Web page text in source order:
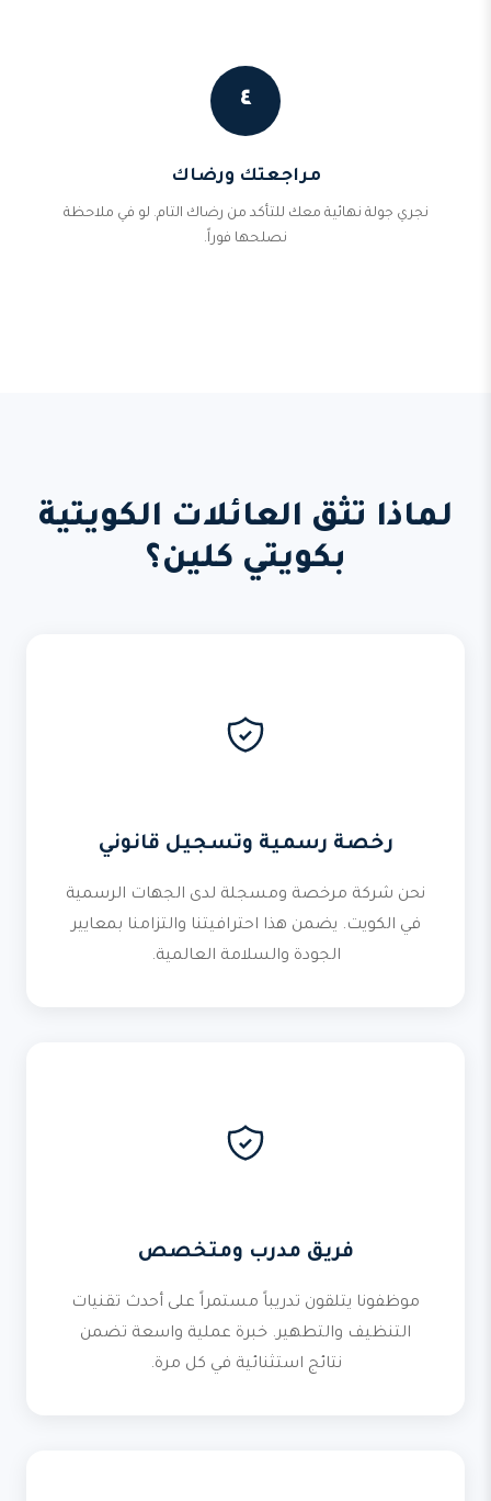
٤
مراجعتك ورضاك
نجري جولة نهائية معك للتأكد من رضاك التام. لو في ملاحظة
نصلحها فوراً.
لماذا تثق العائلات الكويتية
بكويتي كلين؟
رخصة رسمية وتسجيل قانوني
نحن شركة مرخصة ومسجلة لدى الجهات الرسمية
في الكويت. يضمن هذا احترافيتنا والتزامنا بمعايير
الجودة والسلامة العالمية.
فريق مدرب ومتخصص
موظفونا يتلقون تدريباً مستمراً على أحدث تقنيات
التنظيف والتطهير. خبرة عملية واسعة تضمن
نتائج استثنائية في كل مرة.